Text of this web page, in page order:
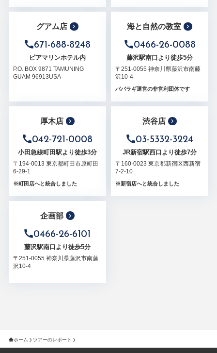
グアム店
671-688-8248
ピアマリンホテル内
P.O. BOX 9871 TAMUNING
GUAM 96913USA
海と自然の教室
0466-26-0088
藤沢駅南口より徒歩5分
〒251-0055 神奈川県藤沢市南藤
沢10-4
パパラギ運営の非営利団体です
厚木店
042-721-0008
小田急線町田駅より徒歩3分
〒194-0013 東京都町田市原町田
6-29-1
※町田店へと統合しました
渋谷店
03-5332-3224
JR新宿駅西口より徒歩7分
〒160-0023 東京都新宿区西新宿
7-2-10
※新宿店へと統合しました
企画部
0466-26-6101
藤沢駅南口より徒歩5分
〒251-0055 神奈川県藤沢市南藤
沢10-4
ホーム ツアーのレポート